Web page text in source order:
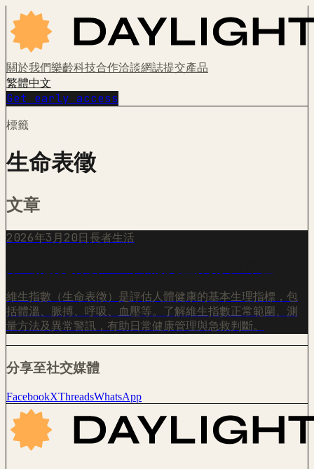
關於我們樂齡科技合作洽談網誌提交產品
繁體中文
Get early access
標籤
生命表徵
文章
2026年3月20日 長者生活
維生指數（生命表徵）是評估人體健康的基本生理指標，包
括體溫、脈搏、呼吸、血壓等。了解維生指數正常範圍、測
量方法及異常警訊，有助日常健康管理與急救判斷。
分享至社交媒體
FacebookXThreadsWhatsApp